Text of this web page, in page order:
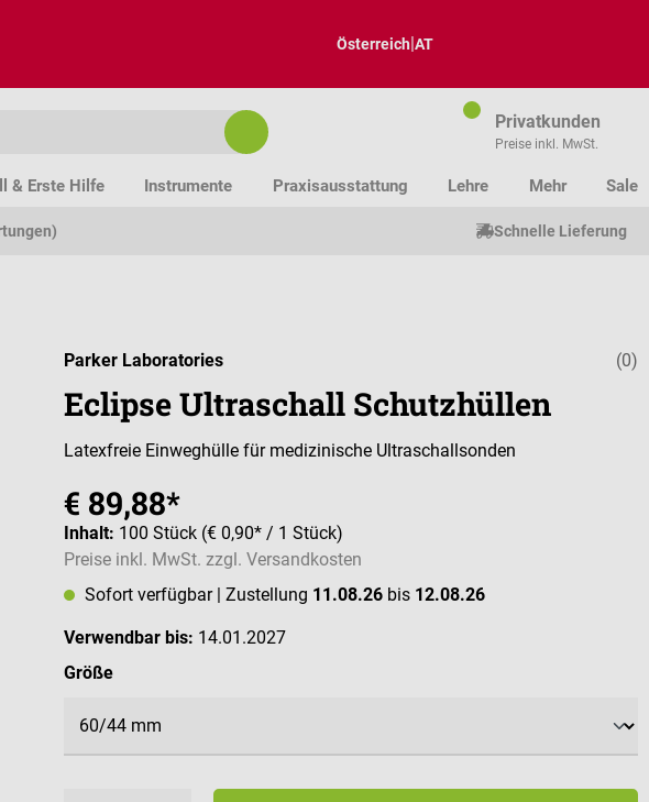
Österreich|AT
Privatkunden
Preise inkl. MwSt.
& Erste Hilfe Instrumente Praxisausstattung Lehre Mehr Sale
Schnelle Lieferung
(0)
Parker Laboratories
Eclipse Ultraschall Schutzhüllen
Latexfreie Einweghülle für medizinische Ultraschallsonden
€ 89,88*
Inhalt: 100 Stück (€ 0,90* / 1 Stück)
Preise inkl. MwSt. zzgl. Versandkosten
Sofort verfügbar | Zustellung 11.08.26 bis 12.08.26
Verwendbar bis: 14.01.2027
Größeauswählen